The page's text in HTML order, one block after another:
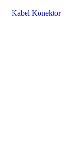
Kabel Konektor